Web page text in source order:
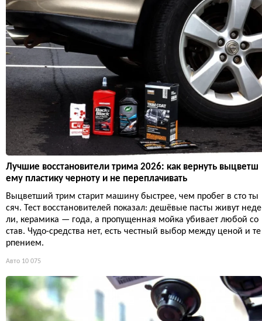
Лучшие восстановители трима 2026: как вернуть выцветш
ему пластику черноту и не переплачивать
Выцветший трим старит машину быстрее, чем пробег в сто ты
сяч. Тест восстановителей показал: дешёвые пасты живут неде
ли, керамика — года, а пропущенная мойка убивает любой со
став. Чудо-средства нет, есть честный выбор между ценой и те
рпением.
Авто 10 075